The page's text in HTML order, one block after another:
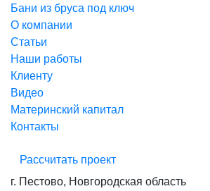
Бани из бруса под ключ
О компании
Статьи
Наши работы
Клиенту
Видео
Материнский капитал
Контакты
Рассчитать проект
г. Пестово, Новгородская область